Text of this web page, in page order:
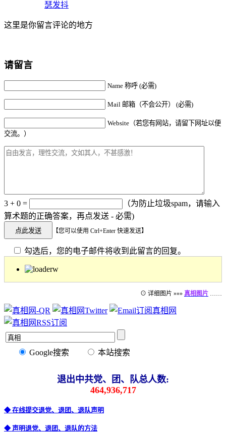
瑟发抖
这里是你留言评论的地方
请留言
Name 称呼 (必需)
Mail 邮箱（不会公开） (必需)
Website（若您有网站，请留下网址以便
交流。）
3 + 0 =
（为防止垃圾spam，请输入
算术题的正确答案，再点发送 - 必需)
【您可以使用 Ctrl+Enter 快速发送】
勾选后，您的电子邮件将收到此留言的回复。
⊙ 详细图片 »»» 真相图片
Google搜索 本站搜索
退出中共党、团、队总人数:
464,936,717
◆ 在线提交退党、退团、退队声明
◆ 声明退党、退团、退队的方法